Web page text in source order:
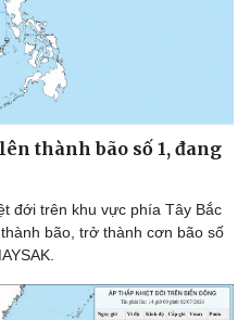
thành bão số 1, đang
đới trên khu vực phía Tây Bắc
bão, trở thành cơn bão số